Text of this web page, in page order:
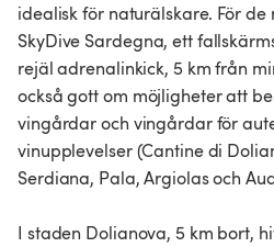
idealisk för naturälskare. För
SkyDive Sardegna, ett
rejäl adrenalinkick, 5 km från
också gott om möjligheter att
vingårdar och vingårdar för
vinupplevelser (Cantine di
Serdiana, Pala, Argiolas och
I staden Dolianova, 5 km bort,